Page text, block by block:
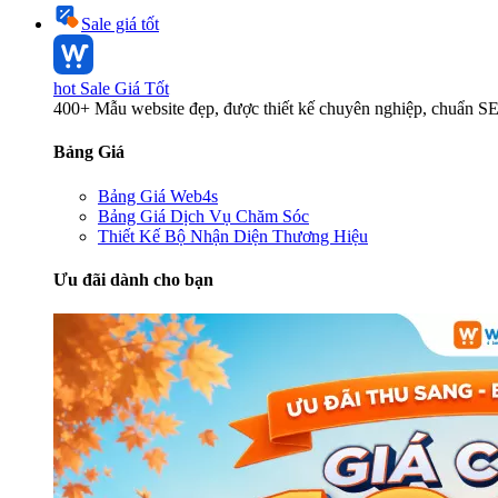
Sale giá tốt
hot Sale Giá Tốt
400+ Mẫu website đẹp, được thiết kế chuyên nghiệp, chuẩn
Bảng Giá
Bảng Giá Web4s
Bảng Giá Dịch Vụ Chăm Sóc
Thiết Kế Bộ Nhận Diện Thương Hiệu
Ưu đãi dành cho bạn